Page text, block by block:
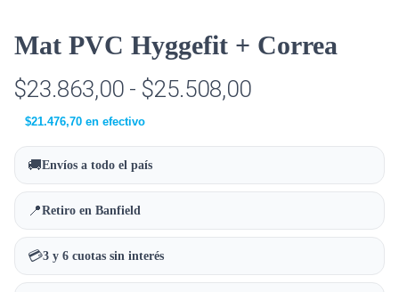
Mat PVC Hyggefit + Correa
$23.863,00 - $25.508,00
$21.476,70 en efectivo
🚚Envíos a todo el país
📍Retiro en Banfield
💳3 y 6 cuotas sin interés